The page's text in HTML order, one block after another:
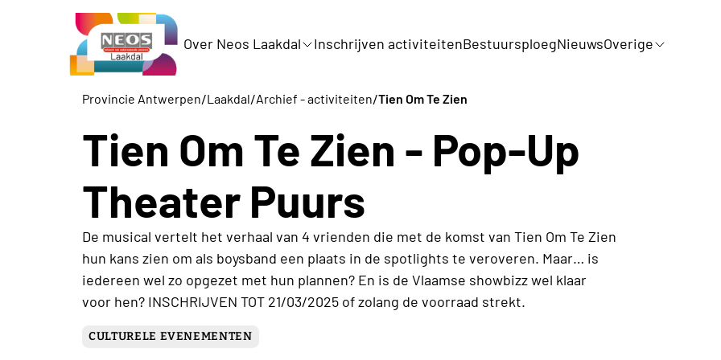
Over Neos Laakdal Inschrijven activiteitenBestuursploegNieuwsOverige
Provincie Antwerpen/Laakdal/Archief - activiteiten/Tien Om Te Zien
Tien Om Te Zien - Pop-Up
Theater Puurs
De musical vertelt het verhaal van 4 vrienden die met de komst van Tien Om Te Zien
hun kans zien om als boysband een plaats in de spotlights te veroveren. Maar… is
iedereen wel zo opgezet met hun plannen? En is de Vlaamse showbizz wel klaar
voor hen? INSCHRIJVEN TOT 21/03/2025 of zolang de voorraad strekt.
CULTURELE EVENEMENTEN